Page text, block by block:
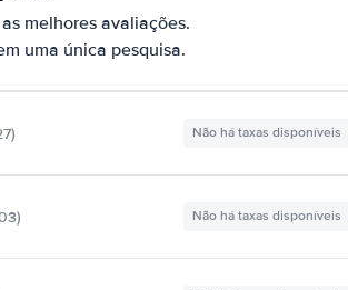
melhores avaliações.
uma única pesquisa.
Não há taxas disponíveis
Não há taxas disponíveis